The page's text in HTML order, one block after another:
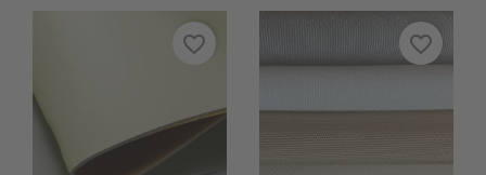
favorite_border favorite_border